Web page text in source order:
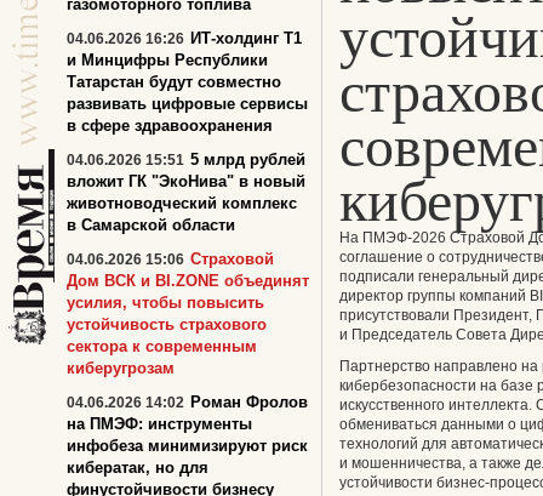
На ПМЭФ-2026 Страховой
соглашение о
подписали генеральный
директор группы компаний
присутствовали
и Председатель Совета
Партнерство направлено
кибербезопасности на базе
искусственного
обмениваться данными о
технологий для
и мошенничества, а также
устойчивости бизнес-
газомоторного топлива
04.06.2026 16:26 ИТ-холдинг Т1
и Минцифры Республики
Татарстан будут совместно
развивать цифровые сервисы
в сфере здравоохранения
04.06.2026 15:51 5 млрд рублей
вложит ГК "ЭкоНива" в новый
животноводческий комплекс
в Самарской области
04.06.2026 15:06 Страховой
Дом ВСК и BI.ZONE объединят
усилия, чтобы повысить
устойчивость страхового
сектора к современным
киберугрозам
04.06.2026 14:02 Роман Фролов
на ПМЭФ: инструменты
инфобеза минимизируют риск
кибератак, но для
финустойчивости бизнесу